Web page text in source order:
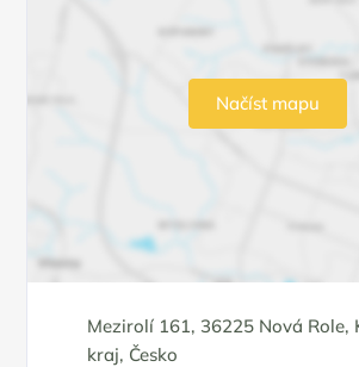
Načíst mapu
Mezirolí 161, 36225 Nová Role,
kraj, Česko